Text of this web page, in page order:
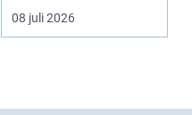
köpare...
08 juli 2026